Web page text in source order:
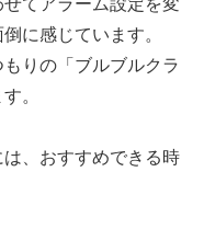
てアラーム設定を変
に感じています。
りの「ブルブルクラ
。
、おすすめできる時